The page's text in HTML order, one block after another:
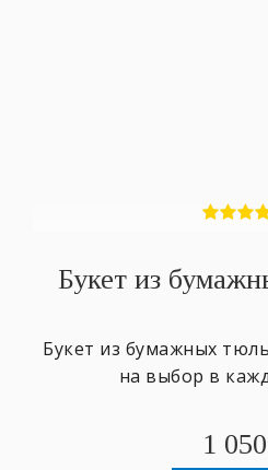
Букет из
Букет из бумажных
на выбор в
1 050